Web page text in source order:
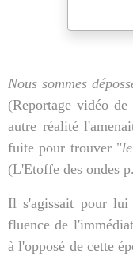
Nous sommes
(Reportage vidéo
autre réalité
fuite pour trouver "
(L'Etoffe des ondes
Il s'agissait pour lui
fluence de
à l'opposé de cette